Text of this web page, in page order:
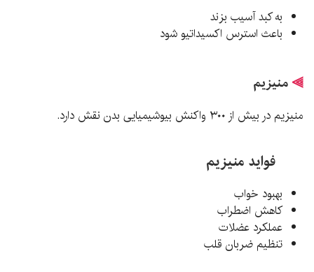
به کبد آسیب بزند
باعث استرس اکسیداتیو شود
⫸ منیزیم
منیزیم در بیش از ۳۰۰ واکنش بیوشیمیایی بدن نقش دارد.
فواید منیزیم
بهبود خواب
کاهش اضطراب
عملکرد عضلات
تنظیم ضربان قلب